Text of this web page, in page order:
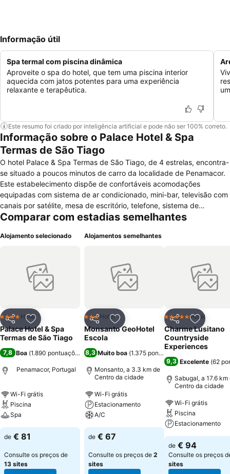
Informação útil
Spa termal com piscina dinâmica
Aproveite o spa do hotel, que tem uma piscina interior
aquecida com jatos potentes para uma experiência
relaxante e terapêutica.
Este resumo foi criado por inteligência artificial e pode não ser 100% correto.
Informação sobre o Palace Hotel & Spa
Termas de São Tiago
O hotel Palace & Spa Termas de São Tiago, de 4 estrelas, encontra-
se situado a poucos minutos de carro da localidade de Penamacor.
Este estabelecimento dispõe de confortáveis acomodações
equipadas com sistema de ar condicionado, mini-bar, televisão com
canais por satélite, mesa de escritório, telefone, sistema de
aquecimento, cofre, ferro/tábua de passar e acesso à internet de
secador de cabelo. O hotel disponibiliza outras facilidades como
condicionada, cofre na recepção, parque de estacionamento
gratuito, sala para bagagens, jornais de cortesia, quarto não
fumadores, serviço de quartos, biblioteca, serviços de spa,
negócios e eventos incluem centro de negócios e sala de
conferências. As instalações do Palace & Spa Termas de São Tiago
possuem mesa de bilhar, onde você poderá usufruir de lazer. Os
hotel serve todas as manhãs um buffet de pequeno-almoço.
Comparar com estadias semelhantes
Alojamento selecionado
PartilharAdicionar aos favoritos
4 EstrelasHotel
Palace Hotel & Spa
Termas de São Tiago
7,8 Boa (1.890 pontuações
Penamacor, Portugal
Wi-Fi grátis
Piscina
Spa
de € 81
Consulte os preços de
13 sites
Alojamentos semelhantes
PartilharAdicionar aos favoritos
3 Estrelas
Hotel
Monsanto GeoHotel
Escola
8,3 Muito boa (1.375 pontuações
Monsanto, a 3.3 km de
Centro da cidade
Wi-Fi grátis
Estacionamento
A/C
de € 67
Consulte os preços de 2
sites
Partilhar
5 EstrelasHotel
Charme Lusitano
Countryside
Experiences
9,3 Excelente (62
Sabugal, a 17.6 km
Centro da cidade
Wi-Fi grátis
Piscina
Estacionamento
de € 94
Consulte os preços
sites